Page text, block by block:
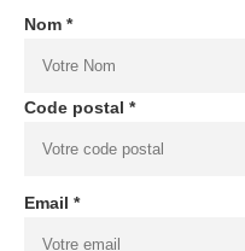
Nom *
Code postal *
Email *